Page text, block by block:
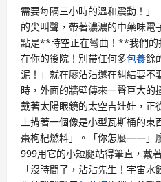
需要每隔三小時的溫和震動！
的尖叫聲，帶著濃濃的中藥味電
點是**時空正在彎曲！**我們的
在你的後院！別帶任何多包養餘
泥！」就在廖沾沾還在糾結要不
時，外面的牆壁傳來一聲巨大的
戴著太陽眼鏡的太空吉娃娃，正
上揹著一個像是小型瓦斯桶的
棗枸杞燃料」。「你怎麼——」
999用它的小短腿站得筆直，戴
「沒時間了，沾沾先生！宇宙